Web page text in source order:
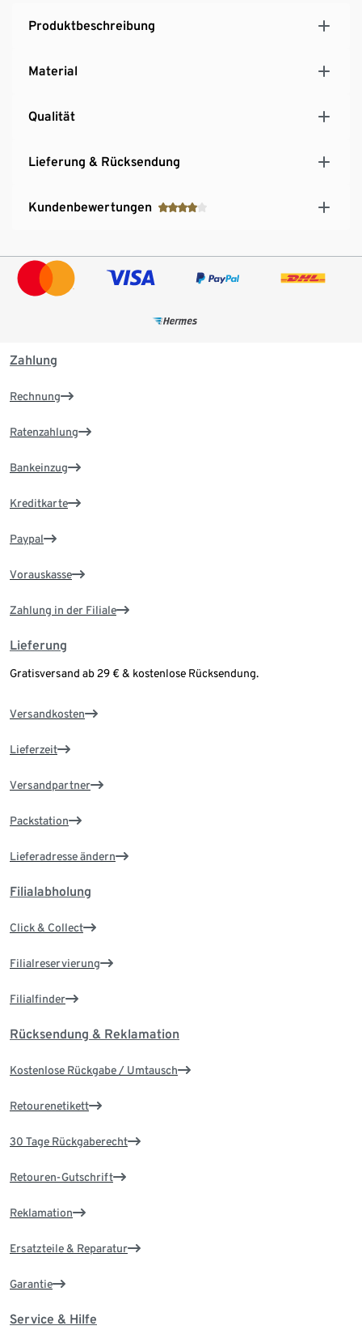
Produktbeschreibung
Material
Qualität
Lieferung & Rücksendung
Kundenbewertungen
Zahlung
Rechnung
Ratenzahlung
Bankeinzug
Kreditkarte
Paypal
Vorauskasse
Zahlung in der Filiale
Lieferung
Gratisversand ab 29 € & kostenlose Rücksendung.
Versandkosten
Lieferzeit
Versandpartner
Packstation
Lieferadresse ändern
Filialabholung
Click & Collect
Filialreservierung
Filialfinder
Rücksendung & Reklamation
Kostenlose Rückgabe / Umtausch
Retourenetikett
30 Tage Rückgaberecht
Retouren-Gutschrift
Reklamation
Ersatzteile & Reparatur
Garantie
Service & Hilfe